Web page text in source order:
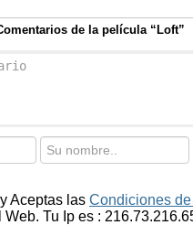
de la película “Loft”
Aceptas las Condiciones
Web. Tu Ip es :